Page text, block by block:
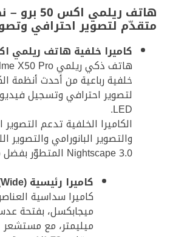
هاتف ريلمي
متقدّم لتصوير احترافي
كاميرا خلفية هاتف ريلمي اكس
خلفية رباعية من أحدث أنظمة
LED.
Nightscape 3.0 المتطوّر بفضل مستشعر كبير جدا!
كاميرا رئيسية (Wide)